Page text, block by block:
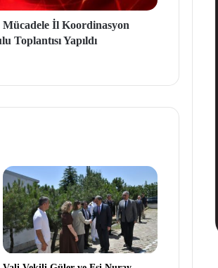
Mücadele İl Koordinasyon
Toplantısı Yapıldı